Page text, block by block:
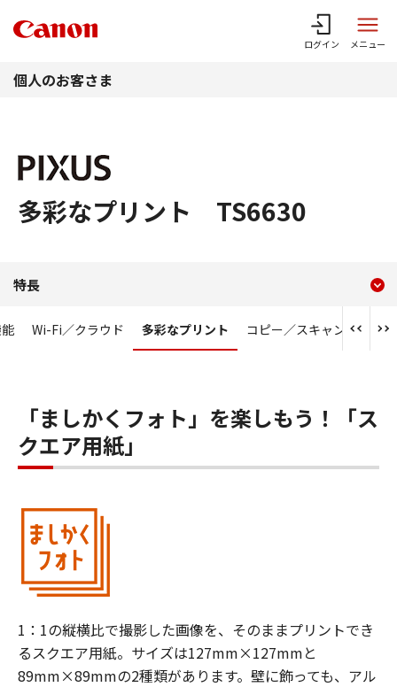
ログイン メニュー
個人のお客さま
多彩なプリント TS6630
多彩なプリント PIXUS
特長
Wi-Fi／クラウド 多彩なプリント コピー／スキャン
「ましかくフォト」を楽しもう！「ス
クエア用紙」
1：1の縦横比で撮影した画像を、そのままプリントでき
るスクエア用紙。サイズは127mm×127mmと
89mm×89mmの2種類があります。壁に飾っても、アル